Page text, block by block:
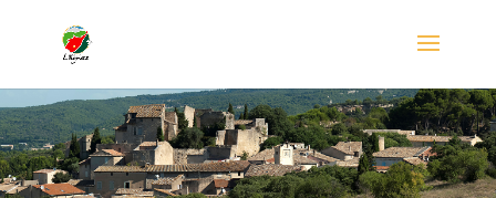
Démarches Administratives